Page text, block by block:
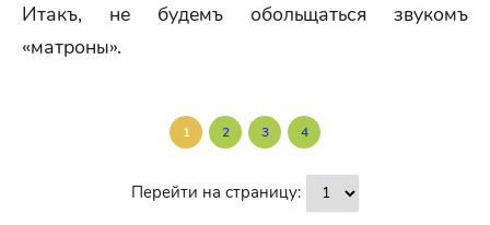
Итакъ, не будемъ обольщаться звукомъ
«матроны».
1 2 3 4
Перейти на страницу: